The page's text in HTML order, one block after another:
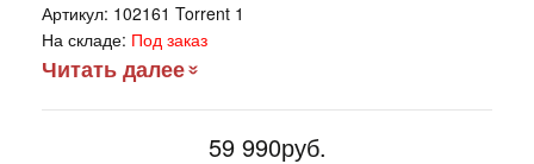
Артикул: 102161 Torrent 1
На складе: Под заказ
Читать далее
59 990руб.